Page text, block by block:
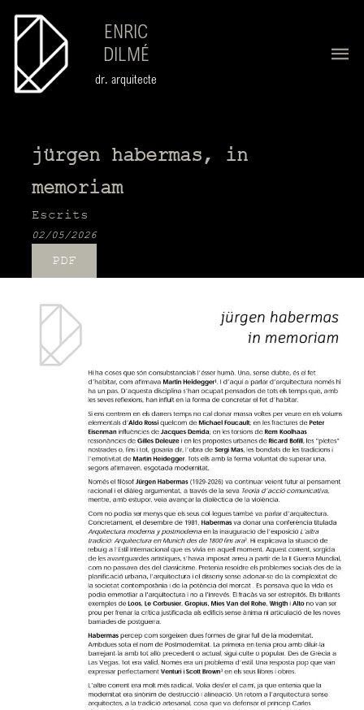
ENRIC
DILMÉ
dr. arquitecte
jürgen habermas, in
memoriam
Escrits
02/05/2026
PDF